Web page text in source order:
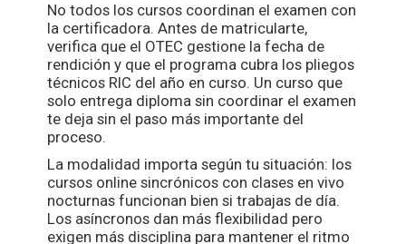
No todos los cursos coordinan el examen con
la certificadora. Antes de matricularte,
verifica que el OTEC gestione la fecha de
rendición y que el programa cubra los pliegos
técnicos RIC del año en curso. Un curso que
solo entrega diploma sin coordinar el examen
te deja sin el paso más importante del
proceso.
La modalidad importa según tu situación: los
cursos online sincrónicos con clases en vivo
nocturnas funcionan bien si trabajas de día.
Los asíncronos dan más flexibilidad pero
exigen más disciplina para mantener el ritmo